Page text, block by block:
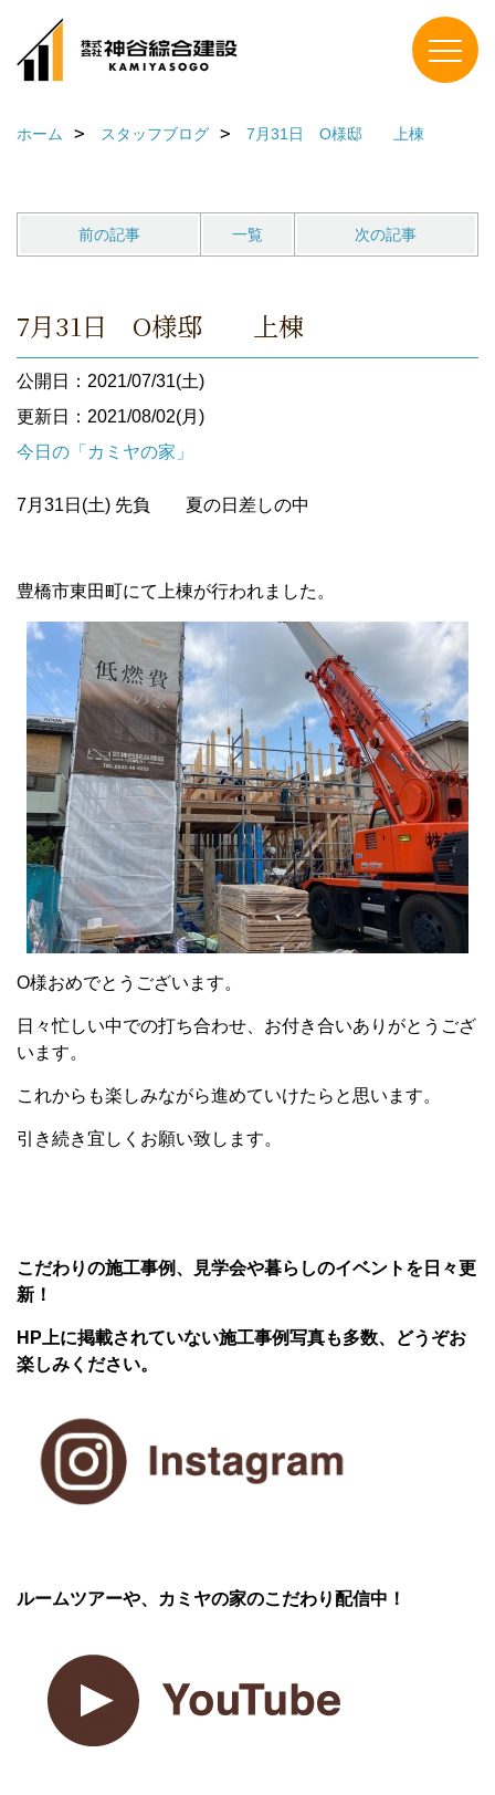
ホーム スタッフブログ 7月31日 O様邸 上棟
前の記事 一覧 次の記事
7月31日 O様邸 上棟
公開日：2021/07/31(土)
更新日：2021/08/02(月)
今日の「カミヤの家」
7月31日(土) 先負 夏の日差しの中
豊橋市東田町にて上棟が行われました。
O様おめでとうございます。
日々忙しい中での打ち合わせ、お付き合いありがとうござ
います。
これからも楽しみながら進めていけたらと思います。
引き続き宜しくお願い致します。
こだわりの施工事例、見学会や暮らしのイベントを日々更
新！
HP上に掲載されていない施工事例写真も多数、どうぞお
楽しみください。
ルームツアーや、カミヤの家のこだわり配信中！